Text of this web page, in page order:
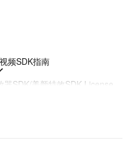
频SDK指南
SDK/美颜特效SDK License
买方式